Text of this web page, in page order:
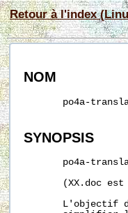
Retour à l'index
NOM
po4a-
SYNOPSIS
po4a-
(XX.doc est
L'objectif